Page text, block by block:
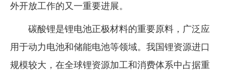
外开放工作的又一重要进展。
碳酸锂是锂电池正极材料的重要原料，广泛应
用于动力电池和储能电池等领域。我国锂资源进口
规模较大，在全球锂资源加工和消费体系中占据重